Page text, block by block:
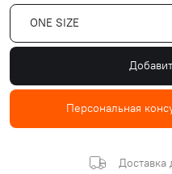
ONE SIZE
Персональная
Доставка